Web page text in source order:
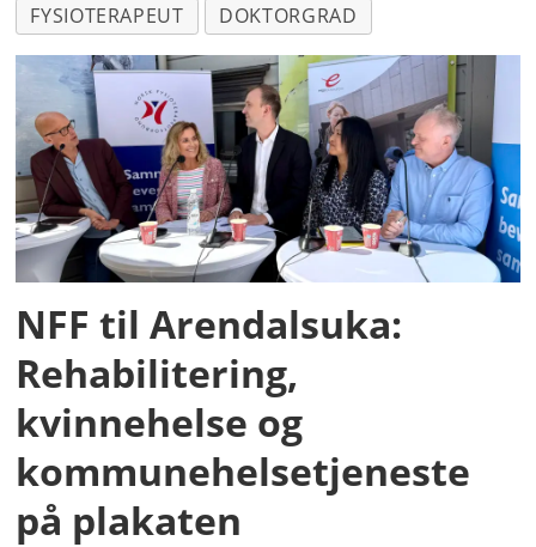
FYSIOTERAPEUT
DOKTORGRAD
NFF til Arendalsuka:
Rehabilitering,
kvinnehelse og
kommunehelsetjeneste
på plakaten